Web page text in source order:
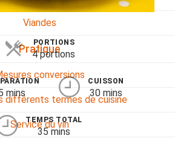
Viandes
Pratique
conversions
différents termes de cuisine
Service du vin
PORTIONS
4 portions
mins
CUISSON
30 mins
TEMPS TOTAL
35 mins